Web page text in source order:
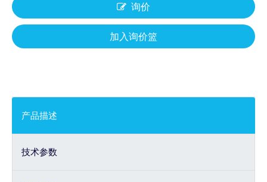
询价
加入询价篮
产品描述
技术参数